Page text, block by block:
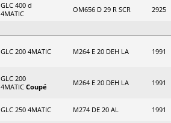
GLC 400 d
4MATIC
OM656 D 29 R SCR 2925
GLC 200 4MATIC M264 E 20 DEH LA 1991
GLC 200
4MATIC Coupé M264 E 20 DEH LA 1991
GLC 250 4MATIC M274 DE 20 AL 1991